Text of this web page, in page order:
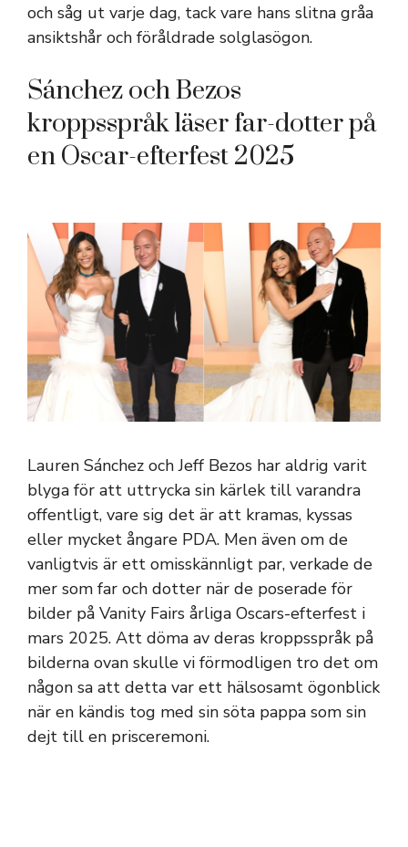
och såg ut varje dag, tack vare hans slitna gråa
ansiktshår och föråldrade solglasögon.
Sánchez och Bezos
kroppsspråk läser far-dotter på
en Oscar-efterfest 2025
Lauren Sánchez och Jeff Bezos har aldrig varit
blyga för att uttrycka sin kärlek till varandra
offentligt, vare sig det är att kramas, kyssas
eller mycket ångare PDA. Men även om de
vanligtvis är ett omisskännligt par, verkade de
mer som far och dotter när de poserade för
bilder på Vanity Fairs årliga Oscars-efterfest i
mars 2025. Att döma av deras kroppsspråk på
bilderna ovan skulle vi förmodligen tro det om
någon sa att detta var ett hälsosamt ögonblick
när en kändis tog med sin söta pappa som sin
dejt till en prisceremoni.